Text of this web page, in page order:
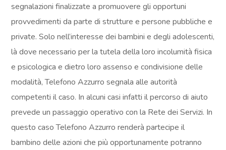
segnalazioni finalizzate a promuovere gli opportuni
provvedimenti da parte di strutture e persone pubbliche e
private. Solo nell’interesse dei bambini e degli adolescenti,
là dove necessario per la tutela della loro incolumità fisica
e psicologica e dietro loro assenso e condivisione delle
modalità, Telefono Azzurro segnala alle autorità
competenti il caso. In alcuni casi infatti il percorso di aiuto
prevede un passaggio operativo con la Rete dei Servizi. In
questo caso Telefono Azzurro renderà partecipe il
bambino delle azioni che più opportunamente potranno